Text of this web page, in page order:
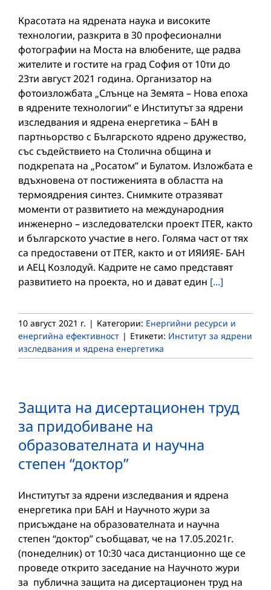
Красотата на ядрената наука и високите
технологии, разкрита в 30 професионални
фотографии на Моста на влюбените, ще радва
жителите и гостите на град София от 10ти до
23ти август 2021 година. Организатор на
фотоизложбата „Слънце на Земята – Нова епоха
в ядрените технологии“ е Институтът за ядрени
изследвания и ядрена енергетика – БАН в
партньорство с Българското ядрено дружество,
със съдействието на Столична община и
подкрепата на „Росатом” и Булатом. Изложбата е
вдъхновена от постиженията в областта на
термоядрения синтез. Снимките отразяват
моменти от развитието на международния
инженерно – изследователски проект ITER, както
и българското участие в него. Голяма част от тях
са предоставени от ITER, както и от ИЯИЯЕ- БАН
и АЕЦ Козлодуй. Кадрите не само представят
развитието на проекта, но и дават един [...]
10 август 2021 г. | Категории: Енергийни ресурси и
енергийна ефективност | Етикети: Институт за ядрени
изследвания и ядрена енергетика
Защита на дисертационен труд
за придобиване на
образователната и научна
степен “доктор”
Институтът за ядрени изследвания и ядрена
енергетика при БАН и Научното жури за
присъждане на образователната и научна
степен “доктор” съобщават, че на 17.05.2021г.
(понеделник) от 10:30 часа дистанционно ще се
проведе открито заседание на Научното жури
за публична защита на дисертационен труд на